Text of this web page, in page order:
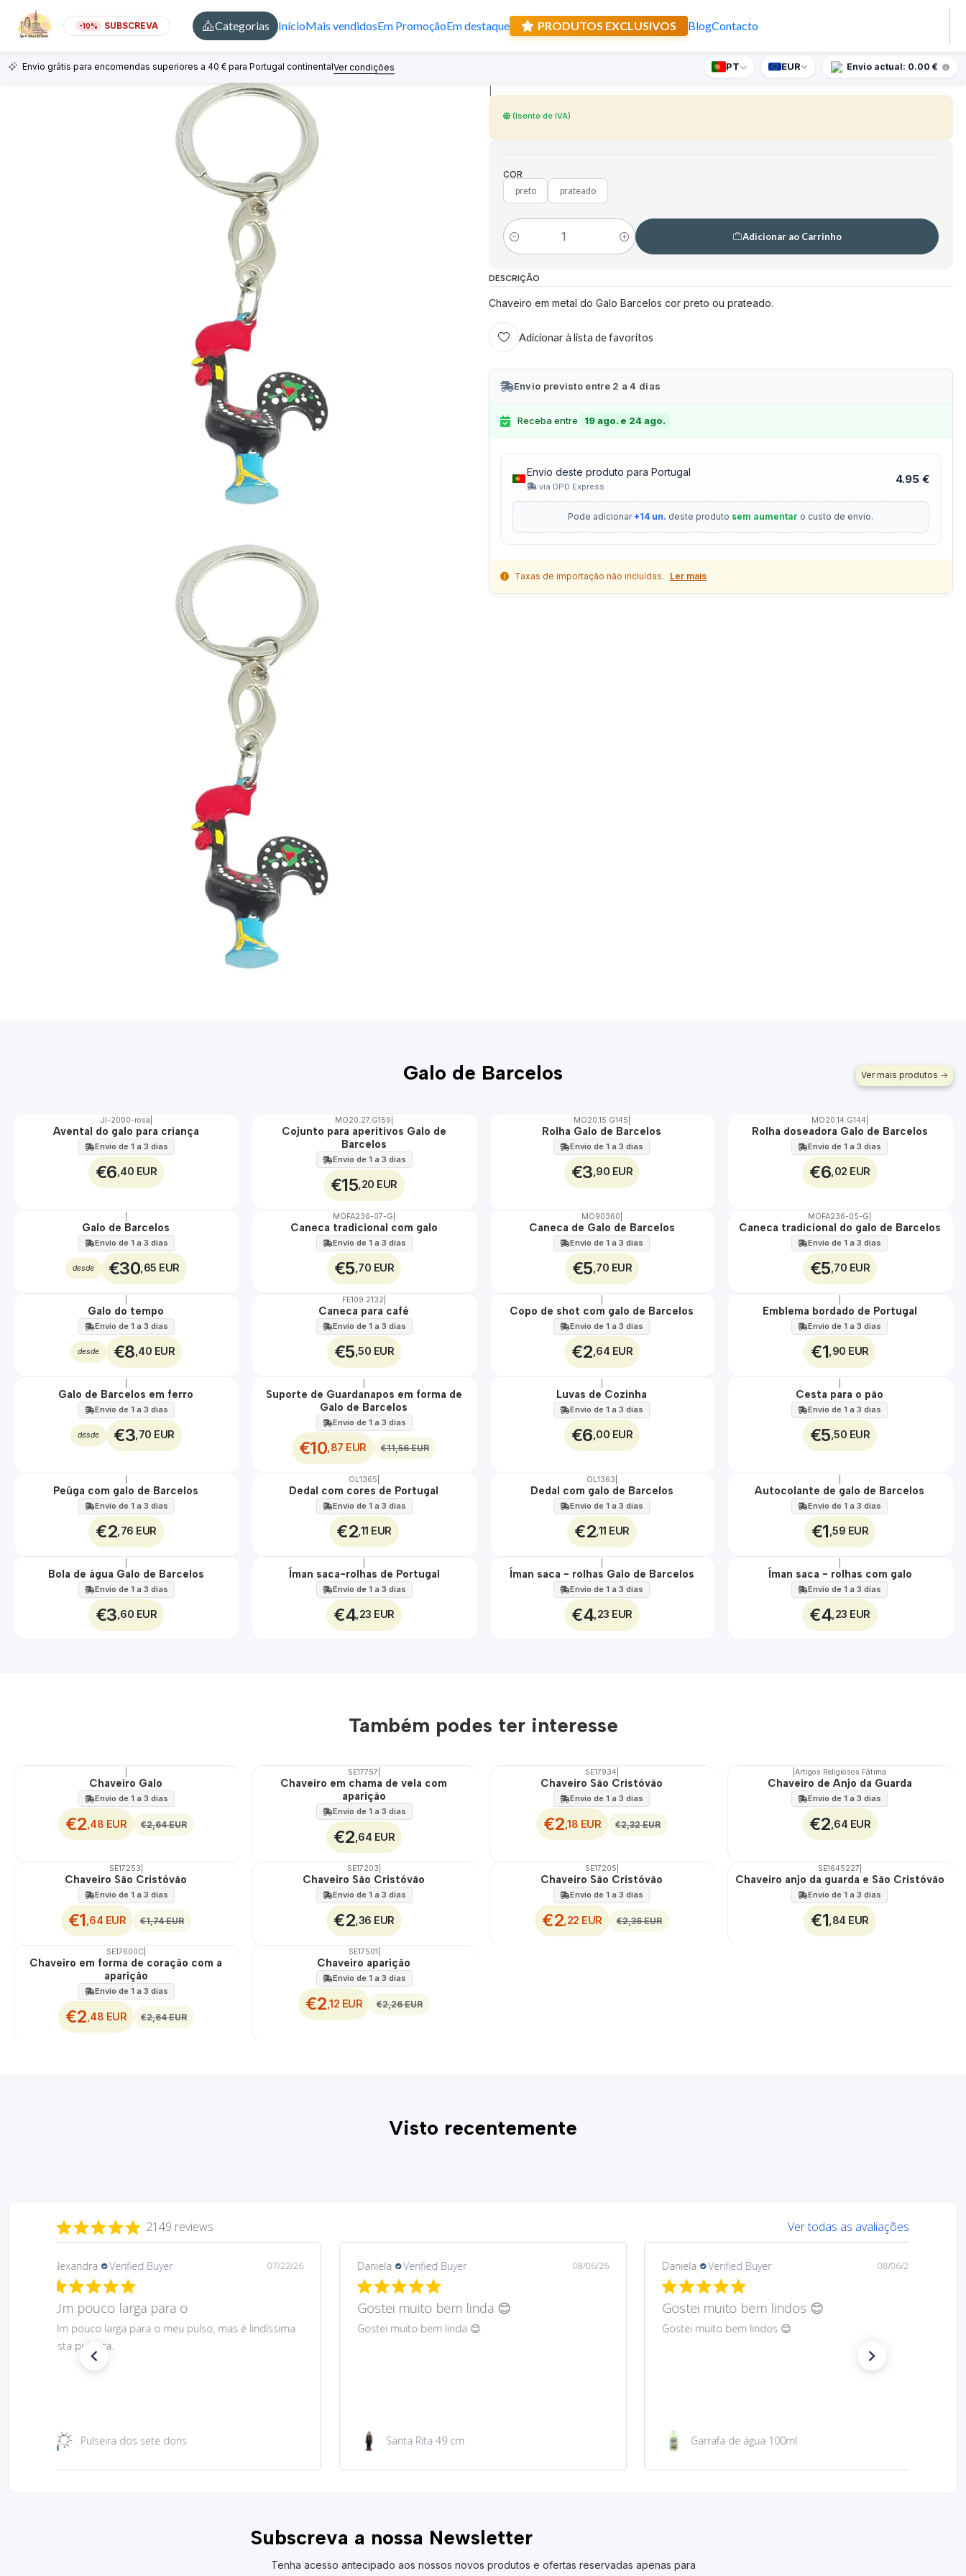
-10% SUBSCREVA Categorias InícioMais vendidosEm PromoçãoEm destaque PRODUTOS EXCLUSIVOS BlogContacto
Envio grátis para encomendas superiores a 40 € para Portugal continentalVer condições Recebe presente supresa para encomendas superiores a 90€
PT EUR Envio actual: 0.00 €
Chaveiro Galo de Barcelos
(Isento de IVA)
COR
preto
prateado
Quantidade
Adicionar ao Carrinho
DESCRIÇÃO
Chaveiro em metal do Galo Barcelos cor preto ou prateado.
Adicionar à lista de favoritos
Envio previsto entre 2 a 4 dias
Receba entre 19 ago. e 24 ago.
Envio deste produto para Portugal
via DPD Express
4.95 €
Pode adicionar+14 un. deste produto sem aumentar o custo de envio.
Taxas de importação não incluídas. Ler mais
Galo de Barcelos Ver mais produtos
JI-2000-rosa
Avental do galo para criança
Envio de 1 a 3 dias
€6 ,40 EUR
🇵🇹
MO20.27.G159
Cojunto para aperitivos Galo de
Barcelos
Envio de 1 a 3 dias
€15 ,20 EUR
MO20.15.G145
Rolha Galo de Barcelos
Envio de 1 a 3 dias
€3 ,90 EUR
🇵🇹
MO20.14.G144
Rolha doseadora Galo de Barcelos
Envio de 1 a 3 dias
€6 ,02 EUR
Galo de Barcelos
Envio de 1 a 3 dias
desde €30 ,65 EUR
MOFA236-07-G
Caneca tradicional com galo
Envio de 1 a 3 dias
€5 ,70 EUR
MO90360
Caneca de Galo de Barcelos
Envio de 1 a 3 dias
€5 ,70 EUR
🇵🇹
MOFA236-05-G
Caneca tradicional do galo de Barcelos
Envio de 1 a 3 dias
€5 ,70 EUR
Galo do tempo
Envio de 1 a 3 dias
desde €8 ,40 EUR
FE109.2132
Caneca para café
Envio de 1 a 3 dias
€5 ,50 EUR
Copo de shot com galo de Barcelos
Envio de 1 a 3 dias
€2 ,64 EUR
Não Disponível
Emblema bordado de Portugal
Envio de 1 a 3 dias
€1 ,90 EUR
Galo de Barcelos em ferro
Envio de 1 a 3 dias
desde €3 ,70 EUR
DESCONTO
Suporte de Guardanapos em forma de
Galo de Barcelos
Envio de 1 a 3 dias
€10 ,87 EUR €11,56 EUR
Luvas de Cozinha
Envio de 1 a 3 dias
€6 ,00 EUR
Cesta para o pão
Envio de 1 a 3 dias
€5 ,50 EUR
Peúga com galo de Barcelos
Envio de 1 a 3 dias
€2 ,76 EUR
OL1365
Dedal com cores de Portugal
Envio de 1 a 3 dias
€2 ,11 EUR
OL1363
Dedal com galo de Barcelos
Envio de 1 a 3 dias
€2 ,11 EUR
Autocolante de galo de Barcelos
Envio de 1 a 3 dias
€1 ,59 EUR
Não Disponível
Bola de água Galo de Barcelos
Envio de 1 a 3 dias
€3 ,60 EUR
Não DisponívelÍman saca-rolhas de Portugal
Envio de 1 a 3 dias
€4 ,23 EUR
Não Disponível
Íman saca - rolhas Galo de Barcelos
Envio de 1 a 3 dias
€4 ,23 EUR
Não DisponívelÍman saca - rolhas com galo
Envio de 1 a 3 dias
€4 ,23 EUR
Também podes ter interesse
Chaveiro Galo
Envio de 1 a 3 dias
€2 ,48 EUR €2,64 EUR
SE17757
Chaveiro em chama de vela com
aparição
Envio de 1 a 3 dias
€2 ,64 EUR
DESCONTO
SE17934
Chaveiro São Cristóvão
Envio de 1 a 3 dias
€2 ,18 EUR €2,32 EUR
|Artigos Religiosos Fátima
Chaveiro de Anjo da Guarda
Envio de 1 a 3 dias
€2 ,64 EUR
DESCONTO
SE17253
Chaveiro São Cristóvão
Envio de 1 a 3 dias
€1 ,64 EUR €1,74 EUR
SE17203
Chaveiro São Cristóvão
Envio de 1 a 3 dias
€2 ,36 EUR
DESCONTO
SE17205
Chaveiro São Cristóvão
Envio de 1 a 3 dias
€2 ,22 EUR €2,36 EUR
SE1645227
Chaveiro anjo da guarda e São Cristóvão
Envio de 1 a 3 dias
€1 ,84 EUR
DESCONTO
SE17600C
Chaveiro em forma de coração com a
aparição
Envio de 1 a 3 dias
€2 ,48 EUR €2,64 EUR
SE17501
Chaveiro aparição
Envio de 1 a 3 dias
€2 ,12 EUR €2,26 EUR
Visto recentemente
2149 reviews Ver todas as avaliações
Daniela Verified Buyer 08/06/26
Gostei muito bem linda 😊
Gostei muito bem linda 😊
Santa Rita 49 cm
Daniela Verified Buyer 08/06/26
Gostei muito bem lindos 😊
Gostei muito bem lindos 😊
Garrafa de água 100ml
Mary Verified Buyer 08/05/26
Hard to find Saint
Absolutely wonderful!
São Jacinto 23 cm
Subscreva a nossa Newsletter
Tenha acesso antecipado aos nossos novos produtos e ofertas reservadas apenas para